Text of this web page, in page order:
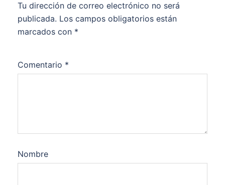
Tu dirección de correo electrónico no será
publicada. Los campos obligatorios están
marcados con *
Comentario *
Nombre